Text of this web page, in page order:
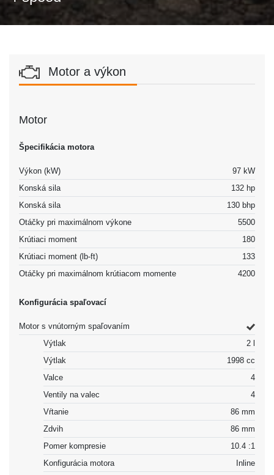
Motor a výkon
Motor
Špecifikácia motora
Výkon (kW)
97 kW
Konská sila
132 hp
Konská sila
130 bhp
Otáčky pri maximálnom výkone
5500
Krútiaci moment
180
Krútiaci moment (lb-ft)
133
Otáčky pri maximálnom krútiacom momente
4200
Konfigurácia spaľovací
Motor s vnútorným spaľovaním
Výtlak
2 l
Výtlak
1998 cc
Valce
4
Ventily na valec
4
Vŕtanie
86 mm
Zdvih
86 mm
Pomer kompresie
10.4 :1
Konfigurácia motora
Inline